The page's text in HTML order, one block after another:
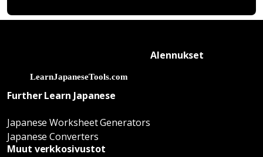
Alennukset
Further Learn Japanese
Japanese Worksheet Generators
Japanese Converters
Muut verkkosivustot